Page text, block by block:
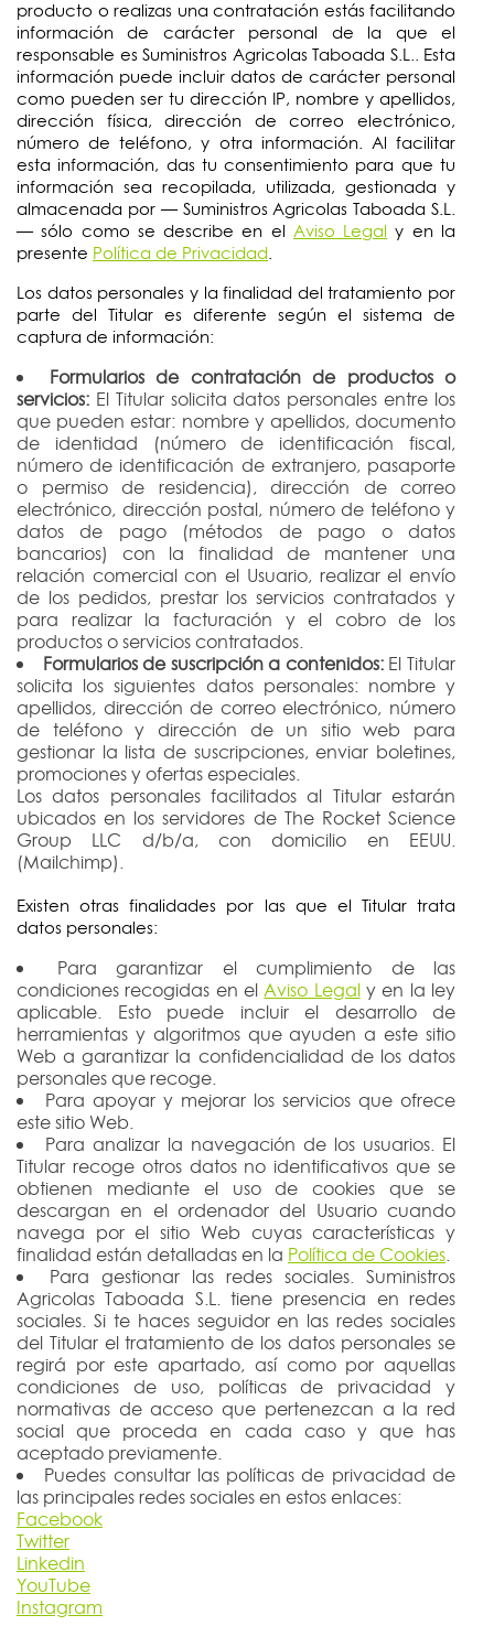
producto o realizas una contratación estás facilitando
información de carácter personal de la que el
responsable es Suministros Agricolas Taboada S.L.. Esta
información puede incluir datos de carácter personal
como pueden ser tu dirección IP, nombre y apellidos,
dirección física, dirección de correo electrónico,
número de teléfono, y otra información. Al facilitar
esta información, das tu consentimiento para que tu
información sea recopilada, utilizada, gestionada y
almacenada por — Suministros Agricolas Taboada S.L.
— sólo como se describe en el Aviso Legal y en la
presente Política de Privacidad.
Los datos personales y la finalidad del tratamiento por
parte del Titular es diferente según el sistema de
captura de información:
Formularios de contratación de productos o
servicios: El Titular solicita datos personales entre los
que pueden estar: nombre y apellidos, documento
de identidad (número de identificación fiscal,
número de identificación de extranjero, pasaporte
o permiso de residencia), dirección de correo
electrónico, dirección postal, número de teléfono y
datos de pago (métodos de pago o datos
bancarios) con la finalidad de mantener una
relación comercial con el Usuario, realizar el envío
de los pedidos, prestar los servicios contratados y
para realizar la facturación y el cobro de los
productos o servicios contratados.
Formularios de suscripción a contenidos:El Titular
solicita los siguientes datos personales: nombre y
apellidos, dirección de correo electrónico, número
de teléfono y dirección de un sitio web para
gestionar la lista de suscripciones, enviar boletines,
promociones y ofertas especiales.
Los datos personales facilitados al Titular estarán
ubicados en los servidores de The Rocket Science
Group LLC d/b/a, con domicilio en EEUU.
(Mailchimp).
Existen otras finalidades por las que el Titular trata
datos personales:
Para garantizar el cumplimiento de las
condiciones recogidas en elAviso Legaly en la ley
aplicable. Esto puede incluir el desarrollo de
herramientas y algoritmos que ayuden a este sitio
Web a garantizar la confidencialidad de los datos
personales que recoge.
Para apoyar y mejorar los servicios que ofrece
este sitio Web.
Para analizar la navegación de los usuarios. El
Titular recoge otros datos no identificativos que se
obtienen mediante el uso de cookies que se
descargan en el ordenador del Usuario cuando
navega por el sitio Web cuyas características y
finalidad están detalladas en la Política de Cookies.
Para gestionar las redes sociales. Suministros
Agricolas Taboada S.L. tiene presencia en redes
sociales. Si te haces seguidor en las redes sociales
del Titular el tratamiento de los datos personales se
regirá por este apartado, así como por aquellas
condiciones de uso, políticas de privacidad y
normativas de acceso que pertenezcan a la red
social que proceda en cada caso y que has
aceptado previamente.
Puedes consultar las políticas de privacidad de
las principales redes sociales en estos enlaces:
Facebook
Twitter
Linkedin
YouTube
Instagram